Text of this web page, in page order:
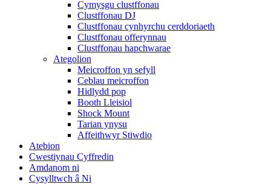
Cymysgu clustffonau
Clustffonau DJ
Clustffonau cynhyrchu cerddoriaeth
Clustffonau offerynnau
Clustffonau hapchwarae
Ategolion
Meicroffon yn sefyll
Ceblau meicroffon
Hidlydd pop
Booth Lleisiol
Shock Mount
Tarian ynysu
Affeithwyr Stiwdio
Atebion
Cwestiynau Cyffredin
Amdanom ni
Cysylltwch â Ni